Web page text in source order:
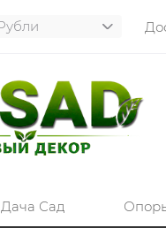
Дача Сад